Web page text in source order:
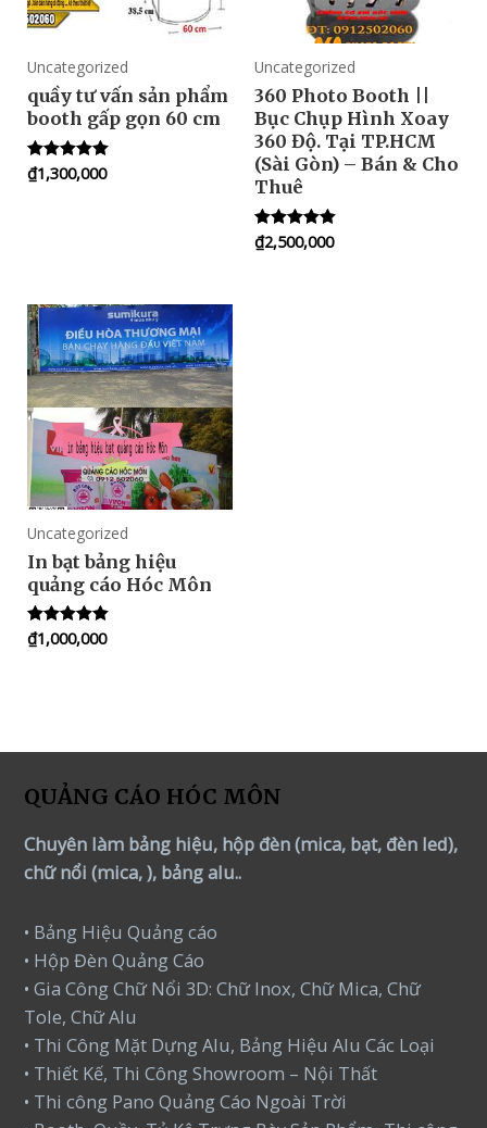
Uncategorized
quầy tư vấn sản phẩm
booth gấp gọn 60 cm
Rated
5.00
₫1,300,000
Uncategorized
360 Photo Booth ||
Bục Chụp Hình Xoay
360 Độ. Tại TP.HCM
(Sài Gòn) – Bán & Cho
Thuê
Rated
5.00
₫2,500,000
Uncategorized
In bạt bảng hiệu
quảng cáo Hóc Môn
Rated
5.00
₫1,000,000
QUẢNG CÁO HÓC MÔN
Chuyên làm bảng hiệu, hộp đèn (mica, bạt, đèn led),
chữ nổi (mica, ), bảng alu..
• Bảng Hiệu Quảng cáo
• Hộp Đèn Quảng Cáo
• Gia Công Chữ Nổi 3D: Chữ Inox, Chữ Mica, Chữ
Tole, Chữ Alu
• Thi Công Mặt Dựng Alu, Bảng Hiệu Alu Các Loại
• Thiết Kế, Thi Công Showroom – Nội Thất
• Thi công Pano Quảng Cáo Ngoài Trời